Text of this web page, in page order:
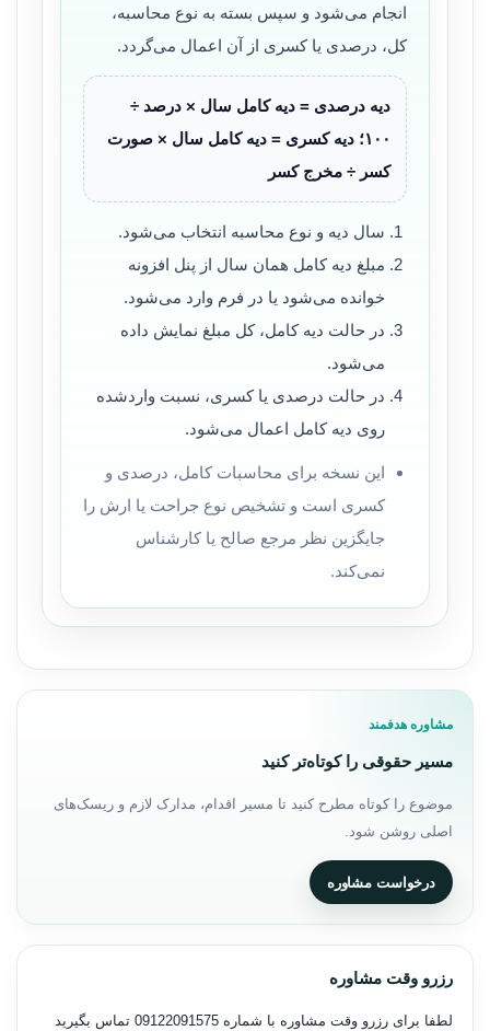
انجام می‌شود و سپس بسته به نوع محاسبه،
کل، درصدی یا کسری از آن اعمال می‌گردد.
دیه درصدی = دیه کامل سال × درصد ÷
۱۰۰؛ دیه کسری = دیه کامل سال × صورت
کسر ÷ مخرج کسر
سال دیه و نوع محاسبه انتخاب می‌شود.
مبلغ دیه کامل همان سال از پنل افزونه
خوانده می‌شود یا در فرم وارد می‌شود.
در حالت دیه کامل، کل مبلغ نمایش داده
می‌شود.
در حالت درصدی یا کسری، نسبت واردشده
روی دیه کامل اعمال می‌شود.
این نسخه برای محاسبات کامل، درصدی و
کسری است و تشخیص نوع جراحت یا ارش را
جایگزین نظر مرجع صالح یا کارشناس
نمی‌کند.
مشاوره هدفمند
مسیر حقوقی را کوتاه‌تر کنید
موضوع را کوتاه مطرح کنید تا مسیر اقدام، مدارک لازم و ریسک‌های
اصلی روشن شود.
درخواست مشاوره
رزرو وقت مشاوره
لطفا برای رزرو وقت مشاوره با شماره 09122091575 تماس بگیرید